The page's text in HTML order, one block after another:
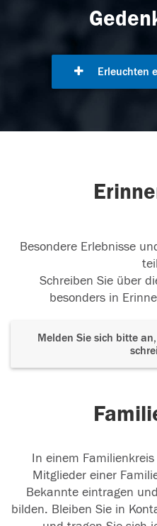
Erleuchten
Besondere Erlebnisse
Schreiben Sie über
besonders in
Melden Sie sich bitte
In einem
Mitglieder einer
Bekannte eintragen
bilden. Bleiben Sie in